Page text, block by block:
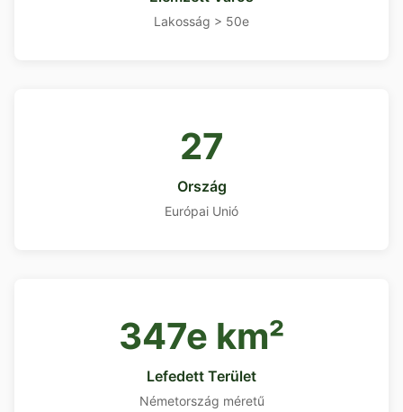
Lakosság > 50e
27
Ország
Európai Unió
347e km²
Lefedett Terület
Németország méretű